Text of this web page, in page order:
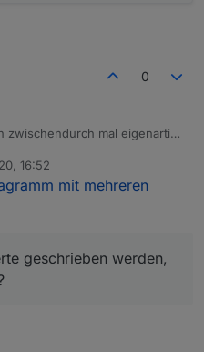
0
zwischendurch mal eigenartige
Verbrauch des Hauses mittels
Adapter (current
Datenpunkt.
Kann es sein, dass die
wenn Iobroker neu
ich sowas mit blockly
entfernen?
16:52
mit mehreren
geschrieben werden,